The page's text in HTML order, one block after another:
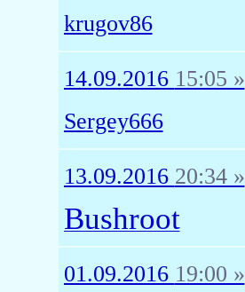
krugov86
14.09.2016 15:05 »
Sergey666
13.09.2016 20:34 »
Bushroot
01.09.2016 19:00 »